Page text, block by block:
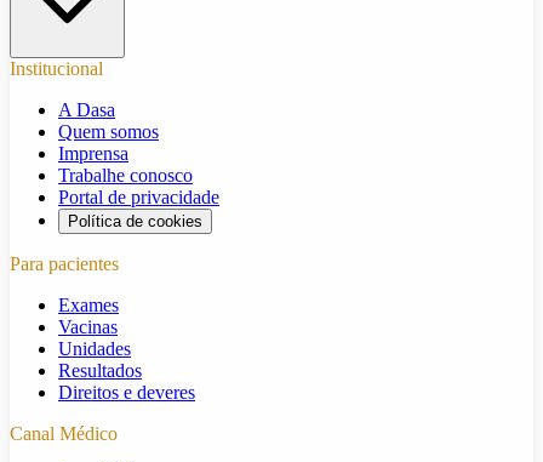
Institucional
A Dasa
Quem somos
Imprensa
Trabalhe conosco
Portal de privacidade
Política de cookies
Para pacientes
Exames
Vacinas
Unidades
Resultados
Direitos e deveres
Canal Médico